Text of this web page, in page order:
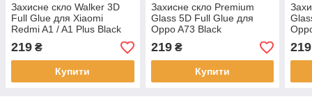
Захисне скло Walker 3D
Full Glue для Xiaomi
Redmi A1 / A1 Plus Black
219 ₴
Купити
Захисне скло Premium
Glass 5D Full Glue для
Oppo A73 Black
219₴
Купити
219